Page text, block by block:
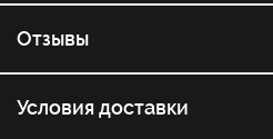
Отзывы
Условия доставки